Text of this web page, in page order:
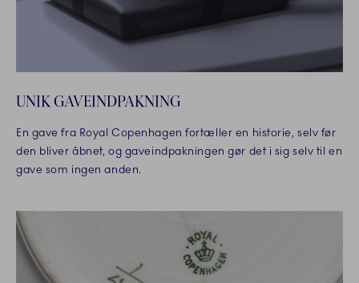
UNIK GAVEINDPAKNING
En gave fra Royal Copenhagen fortæller en historie, selv før
den bliver åbnet, og gaveindpakningen gør det i sig selv til en
gave som ingen anden.